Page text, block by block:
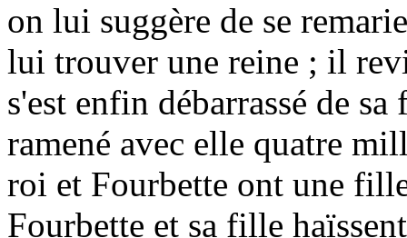
on lui suggère de se
lui trouver une reine ; il
s'est enfin débarrassé de
ramené avec elle quatre
roi et Fourbette ont une
Fourbette et sa fille